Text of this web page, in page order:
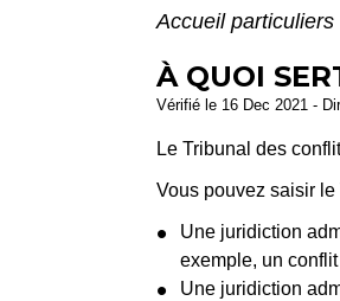
Accueil particuliers
À QUOI
Vérifié le 16 Dec 2021 -
Le Tribunal des
Vous pouvez saisir
Une juridiction
exemple, un
Une juridiction